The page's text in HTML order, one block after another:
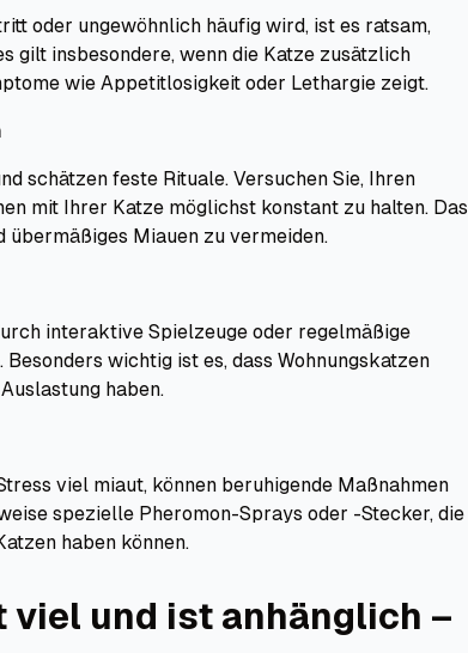
oder ungewöhnlich häufig wird, ist es ratsam,
gilt insbesondere, wenn die Katze zusätzlich
wie Appetitlosigkeit oder Lethargie zeigt.
schätzen feste Rituale. Versuchen Sie, Ihren
mit Ihrer Katze möglichst konstant zu halten. Das
übermäßiges Miauen zu vermeiden.
interaktive Spielzeuge oder regelmäßige
wichtig ist es, dass Wohnungskatzen
haben.
viel miaut, können beruhigende Maßnahmen
spezielle Pheromon-Sprays oder -Stecker, die
haben können.
viel und ist anhänglich –